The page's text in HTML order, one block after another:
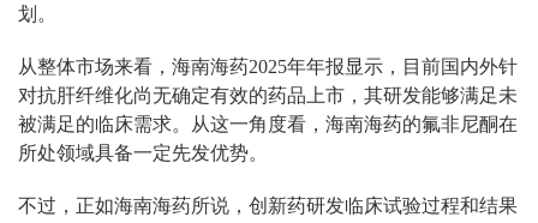
划。
从整体市场来看，海南海药2025年年报显示，目前国内外针
对抗肝纤维化尚无确定有效的药品上市，其研发能够满足未
被满足的临床需求。从这一角度看，海南海药的氟非尼酮在
所处领域具备一定先发优势。
不过，正如海南海药所说，创新药研发临床试验过程和结果